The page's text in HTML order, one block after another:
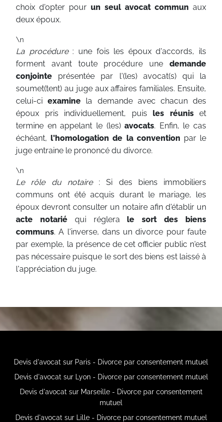
choix d'opter pour un seul avocat commun aux
deux époux.
\n
La procédure: une fois les époux d'accords, ils
forment avant toute procédure une demande
conjointe présentée par l'(les) avocat(s) qui la
soumet(tent) au juge aux affaires familiales. Ensuite,
celui-ciexamine la demande avec chacun des
époux pris individuellement, puis les réuniset
termine en appelant le (les)avocats. Enfin, le cas
échéant,l'homologation de la convention par le
juge entraine le prononcé du divorce.
\n
Le rôle du notaire: Si des biens immobiliers
communs ont été acquis durant le mariage, les
époux devront consulter un notaire afin d'établir un
acte notariéqui réglerale sort des biens
communs. A l'inverse, dans un divorce pour faute
par exemple, la présence de cet officier public n'est
pas nécessaire puisque le sort des biens est laissé à
l'appréciation du juge.
Devis d'avocat sur Paris - Divorce par consentement mutuel
Devis d'avocat sur Lyon - Divorce par consentement mutuel
Devis d'avocat sur Marseille - Divorce par consentement
mutuel
Devis d'avocat sur Lille - Divorce par consentement mutuel